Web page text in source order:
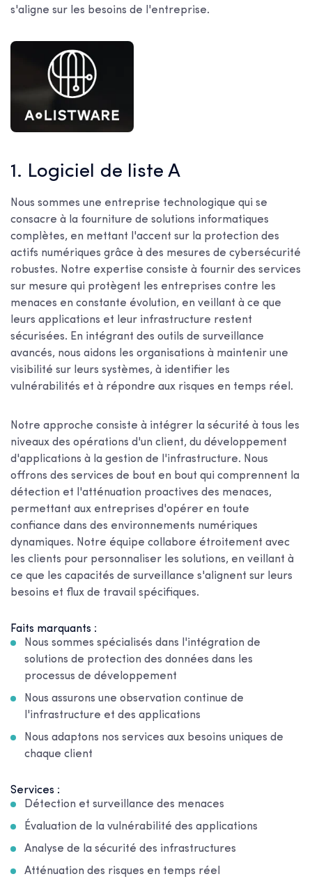
s'aligne sur les besoins de l'entreprise.
1. Logiciel de liste A
Nous sommes une entreprise technologique qui se
consacre à la fourniture de solutions informatiques
complètes, en mettant l'accent sur la protection des
actifs numériques grâce à des mesures de cybersécurité
robustes. Notre expertise consiste à fournir des services
sur mesure qui protègent les entreprises contre les
menaces en constante évolution, en veillant à ce que
leurs applications et leur infrastructure restent
sécurisées. En intégrant des outils de surveillance
avancés, nous aidons les organisations à maintenir une
visibilité sur leurs systèmes, à identifier les
vulnérabilités et à répondre aux risques en temps réel.
Notre approche consiste à intégrer la sécurité à tous les
niveaux des opérations d'un client, du développement
d'applications à la gestion de l'infrastructure. Nous
offrons des services de bout en bout qui comprennent la
détection et l'atténuation proactives des menaces,
permettant aux entreprises d'opérer en toute
confiance dans des environnements numériques
dynamiques. Notre équipe collabore étroitement avec
les clients pour personnaliser les solutions, en veillant à
ce que les capacités de surveillance s'alignent sur leurs
besoins et flux de travail spécifiques.
Faits marquants :
Nous sommes spécialisés dans l'intégration de
solutions de protection des données dans les
processus de développement
Nous assurons une observation continue de
l'infrastructure et des applications
Nous adaptons nos services aux besoins uniques de
chaque client
Services :
Détection et surveillance des menaces
Évaluation de la vulnérabilité des applications
Analyse de la sécurité des infrastructures
Atténuation des risques en temps réel